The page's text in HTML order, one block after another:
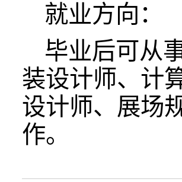
就业方向：
毕业后可从
装设计师、计
设计师、展场
作。